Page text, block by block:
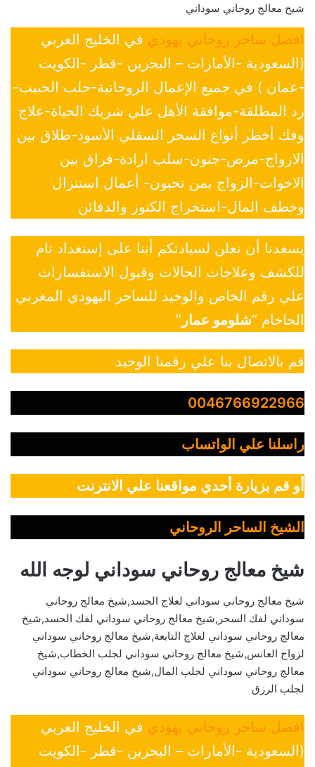
شيخ معالج روحاني سوداني
افضل ساحر روحاني يهودي في الخليج العربي
(السعودية -الأمارات – البحرين -قطر -الكويت
-عمان ) في جميع الإعمال الروحانية-جلب الحبيب-
رد المطلقة-موافقة الأهل علي شريك الحياة-علاج
وفك أخطر أنواع السحر السفلي الأسود-طلاق بين
الازواج-مرض-جنون-سلب ارادة-فراق بين
الاخوات-الزواج بمن تحبون- أعمال استنزال
وخطف المال-استخراج الكنوز والدفائن
يسعدنا أن نعلن لسيادتكم أننا على إستعداد تام
للكشف وعلاجات الحالات وقبول الاستفسارات
علي رقم الخاص والوحيد للساحر اليهودي المغربي
الحاخام “شلومو عمار ”
قم بالاتصال بنا علي رقمنا الوحيد
0046766922966
راسلنا علي الواتساب
أو قم بزيارة أحدي مواقعنا علي الانترنت
الشيخ الساحر الروحاني
شيخ معالج روحاني سوداني لوجه الله
شيخ معالج روحاني سوداني لعلاج الحسد,شيخ معالج روحاني
سوداني لفك السحر,شيخ معالج روحاني سوداني لفك الحسد,شيخ
معالج روحاني سوداني لعلاج التابعة,شيخ معالج روحاني سوداني
لزواج العانس,شيخ معالج روحاني سوداني لجلب الخطاب,شيخ
معالج روحاني سوداني لجلب المال,شيخ معالج روحاني سوداني
لجلب الرزق
افضل ساحر روحاني يهودي في الخليج العربي
(السعودية -الأمارات – البحرين -قطر -الكويت